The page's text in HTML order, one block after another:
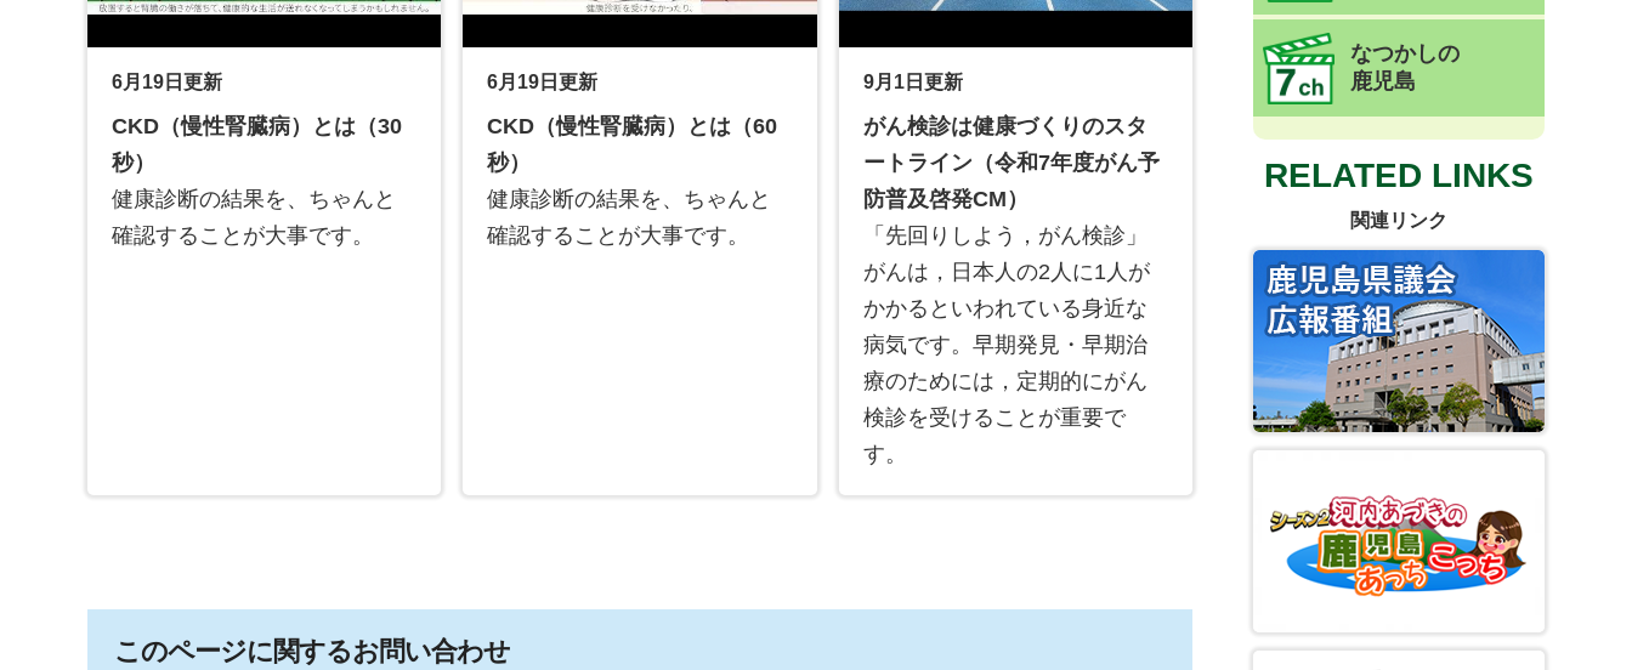
6月19日更新
CKD（慢性腎臓病）とは（30
秒）
健康診断の結果を、ちゃんと
確認することが大事です。
6月19日更新
CKD（慢性腎臓病）とは（60
秒）
健康診断の結果を、ちゃんと
確認することが大事です。
9月1日更新
がん検診は健康づくりのスタ
ートライン（令和7年度がん予
防普及啓発CM）
「先回りしよう，がん検診」
がんは，日本人の2人に1人が
かかるといわれている身近な
病気です。早期発見・早期治
療のためには，定期的にがん
検診を受けることが重要で
す。
このページに関するお問い合わせ
なつかしの
鹿児島
RELATED LINKS
関連リンク